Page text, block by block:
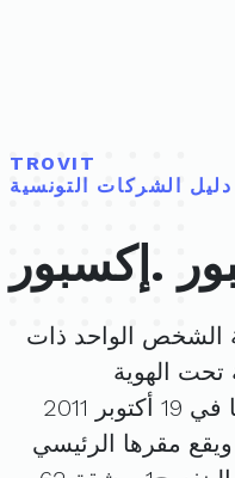
TROVIT
دليل الشركات التونسية
.إكسبور
الشخص الواحد ذات
تحت الهوية
. تم تأسيسها في 19 أكتوبر 2011
ويقع مقرها الرئيسي